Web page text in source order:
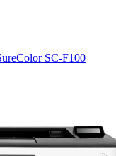
SC-F100